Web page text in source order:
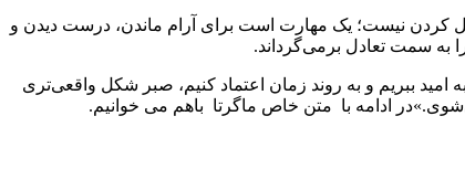
کردن نیست؛ یک مهارت است برای آرام ماندن، درست دیدن و
به سمت تعادل برمی‌گرداند.
ببریم و به روند زمان اعتماد کنیم، صبر شکل واقعی‌تری
ادامه با متن خاص ماگرتا باهم می خوانیم.